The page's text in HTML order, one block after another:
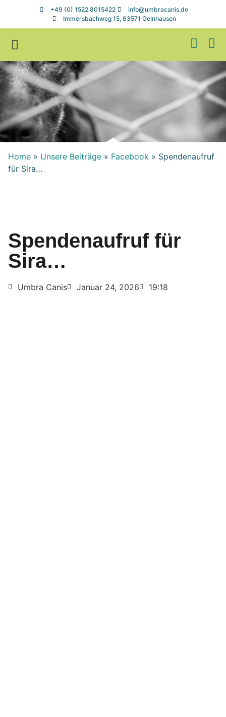
+49 (0) 1522 8015422
info@umbracanis.de
Immersbachweg 15, 63571 Gelnhausen
Home » Unsere Beiträge » Facebook » Spendenaufruf
für Sira…
Spendenaufruf für
Sira…
Umbra Canis Januar 24, 2026 19:18